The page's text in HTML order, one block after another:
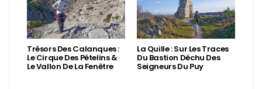
Trésors Des Calanques :
Le Cirque Des Pételins &
Le Vallon De La Fenêtre
La Quille : Sur Les Traces
Du Bastion Déchu Des
Seigneurs Du Puy